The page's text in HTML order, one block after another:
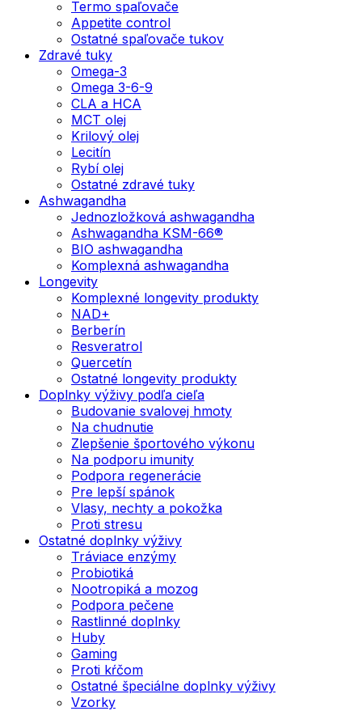
Termo spaľovače
Appetite control
Ostatné spaľovače tukov
Zdravé tuky
Omega-3
Omega 3-6-9
CLA a HCA
MCT olej
Krilový olej
Lecitín
Rybí olej
Ostatné zdravé tuky
Ashwagandha
Jednozložková ashwagandha
Ashwagandha KSM-66®
BIO ashwagandha
Komplexná ashwagandha
Longevity
Komplexné longevity produkty
NAD+
Berberín
Resveratrol
Quercetín
Ostatné longevity produkty
Doplnky výživy podľa cieľa
Budovanie svalovej hmoty
Na chudnutie
Zlepšenie športového výkonu
Na podporu imunity
Podpora regenerácie
Pre lepší spánok
Vlasy, nechty a pokožka
Proti stresu
Ostatné doplnky výživy
Tráviace enzýmy
Probiotiká
Nootropiká a mozog
Podpora pečene
Rastlinné doplnky
Huby
Gaming
Proti kŕčom
Ostatné špeciálne doplnky výživy
Vzorky